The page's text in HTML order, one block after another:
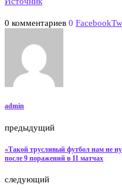
0 комментариев 0 Facebook
admin
предыдущий
«Такой трусливый футбол нам не
после 9 поражений в 11 матчах
следующий